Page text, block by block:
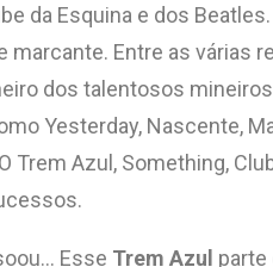
da Esquina e dos
marcante. Entre as várias
dos talentosos
Yesterday, Nascente,
Trem Azul, Something,
Esse Trem Azul parte